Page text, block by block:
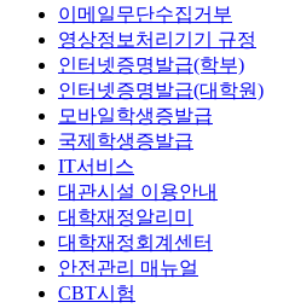
이메일무단수집거부
영상정보처리기기 규정
인터넷증명발급(학부)
인터넷증명발급(대학원)
모바일학생증발급
국제학생증발급
IT서비스
대관시설 이용안내
대학재정알리미
대학재정회계센터
안전관리 매뉴얼
CBT시험